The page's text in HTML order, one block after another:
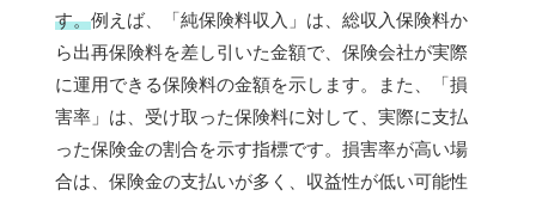
す。例えば、「純保険料収入」は、総収入保険料か
ら出再保険料を差し引いた金額で、保険会社が実際
に運用できる保険料の金額を示します。また、「損
害率」は、受け取った保険料に対して、実際に支払
った保険金の割合を示す指標です。損害率が高い場
合は、保険金の支払いが多く、収益性が低い可能性